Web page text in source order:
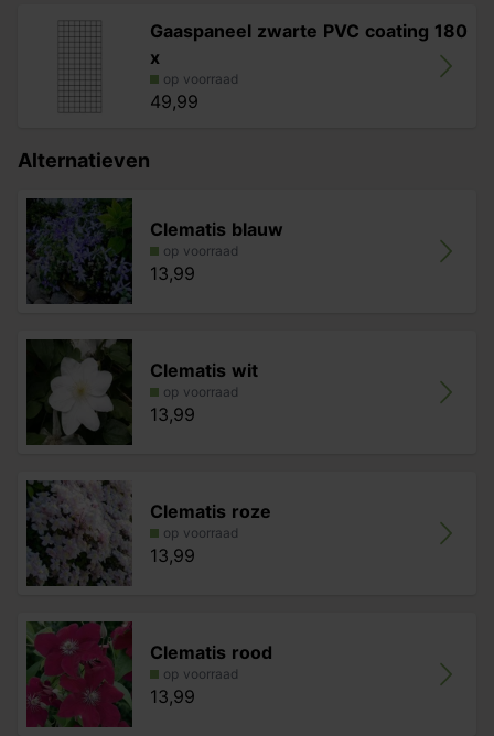
Gaaspaneel zwarte PVC coating 180
x
op voorraad
49,99
Alternatieven
Clematis blauw
op voorraad
13,99
Clematis wit
op voorraad
13,99
Clematis roze
op voorraad
13,99
Clematis rood
op voorraad
13,99